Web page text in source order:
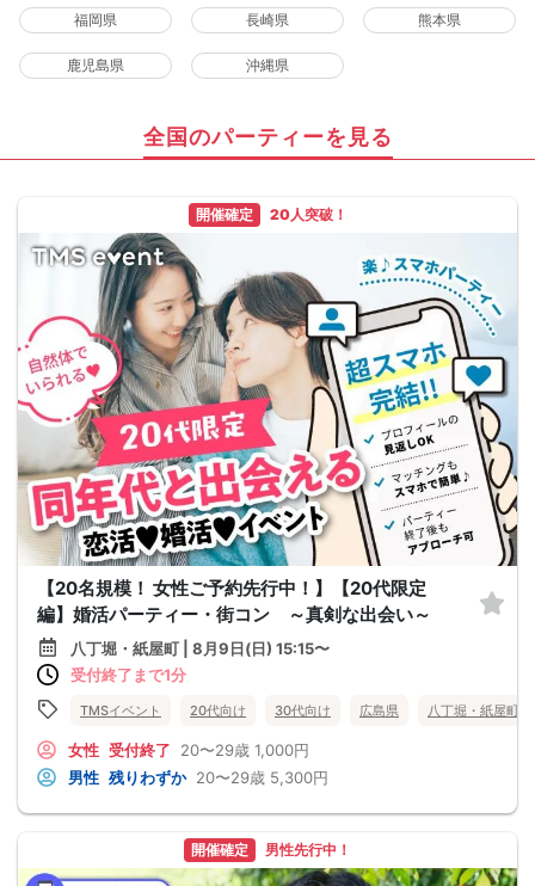
福岡県 長崎県 熊本県
鹿児島県 沖縄県
全国のパーティーを見る
開催確定 20人突破！
【20名規模！ 女性ご予約先行中！】【20代限定
編】婚活パーティー・街コン ～真剣な出会い～
八丁堀・紙屋町 | 8月9日(日) 15:15〜
受付終了まで1分
TMSイベント 20代向け 30代向け 広島県 八丁堀・紙屋町
女性 受付終了 20〜29歳 1,000円
男性 残りわずか 20〜29歳 5,300円
開催確定 男性先行中！